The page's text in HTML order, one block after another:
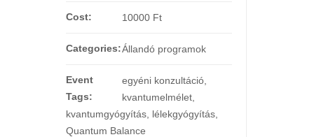
Cost: 10000 Ft
Categories:Állandó programok
Event
Tags:
egyéni konzultáció,
kvantumelmélet,
kvantumgyógyítás, lélekgyógyítás,
Quantum Balance